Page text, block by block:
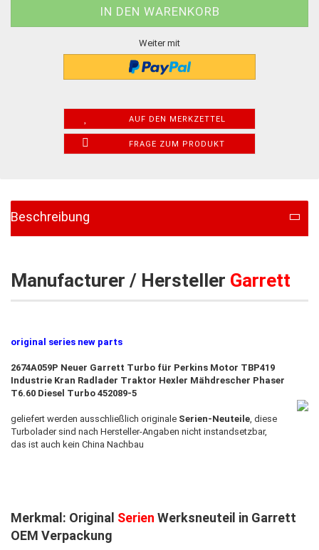
Weiter mit
AUF DEN MERKZETTEL
FRAGE ZUM PRODUKT
Beschreibung
Manufacturer / Hersteller Garrett
original series new parts
2674A059P Neuer Garrett Turbo für Perkins Motor TBP419
Industrie Kran Radlader Traktor Hexler Mähdrescher Phaser
T6.60 Diesel Turbo 452089-5
geliefert werden ausschließlich originale Serien-Neuteile, diese
Turbolader sind nach Hersteller-Angaben nicht instandsetzbar,
das ist auch kein China Nachbau
Merkmal: Original Serien Werksneuteil in Garrett
OEM Verpackung